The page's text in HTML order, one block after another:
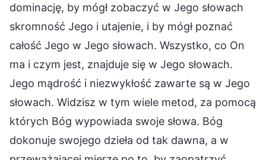
dominację, by mógł zobaczyć w Jego słowach
skromność Jego i utajenie, i by mógł poznać
całość Jego w Jego słowach. Wszystko, co On
ma i czym jest, znajduje się w Jego słowach.
Jego mądrość i niezwykłość zawarte są w Jego
słowach. Widzisz w tym wiele metod, za pomocą
których Bóg wypowiada swoje słowa. Bóg
dokonuje swojego dzieła od tak dawna, a w